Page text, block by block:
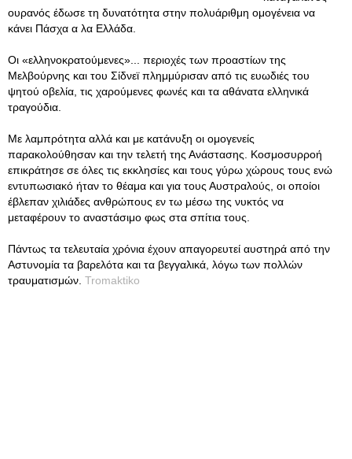
ουρανός έδωσε τη δυνατότητα στην πολυάριθμη ομογένεια να
κάνει Πάσχα α λα Ελλάδα.
Οι «ελληνοκρατούμενες»... περιοχές των προαστίων της
Μελβούρνης και του Σίδνεϊ πλημμύρισαν από τις ευωδιές του
ψητού οβελία, τις χαρούμενες φωνές και τα αθάνατα ελληνικά
τραγούδια.
Με λαμπρότητα αλλά και με κατάνυξη οι ομογενείς
παρακολούθησαν και την τελετή της Ανάστασης. Κοσμοσυρροή
επικράτησε σε όλες τις εκκλησίες και τους γύρω χώρους τους ενώ
εντυπωσιακό ήταν το θέαμα και για τους Αυστραλούς, οι οποίοι
έβλεπαν χιλιάδες ανθρώπους εν τω μέσω της νυκτός να
μεταφέρουν το αναστάσιμο φως στα σπίτια τους.
Πάντως τα τελευταία χρόνια έχουν απαγορευτεί αυστηρά από την
Αστυνομία τα βαρελότα και τα βεγγαλικά, λόγω των πολλών
τραυματισμών. Tromaktiko